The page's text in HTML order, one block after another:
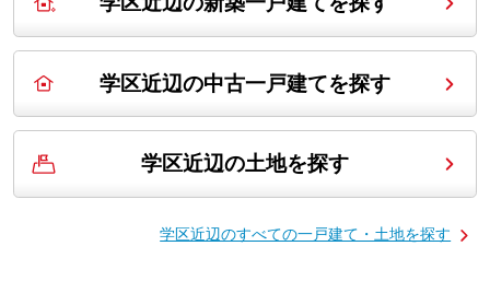
学区近辺の中古一戸建てを探す
学区近辺の土地を探す
学区近辺のすべての一戸建て・土地を探す